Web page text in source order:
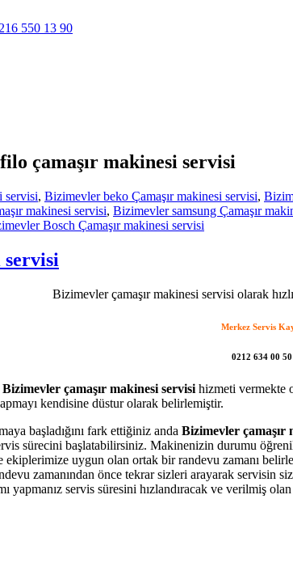
550 13 90
çamaşır makinesi servisi
servisi, Bizimevler beko Çamaşır makinesi servisi,
makinesi servisi, Bizimevler samsung Çamaşır
Bosch Çamaşır makinesi servisi
servisi
Bizimevler çamaşır makinesi servisi olarak
Merkez Servis
0212 634 00 50
Bizimevler çamaşır makinesi servisi hizmeti vermekte
kendisine düstur olarak belirlemiştir.
başladığını fark ettiğiniz anda Bizimevler çamaşır
sürecini başlatabilirsiniz. Makinenizin durumu
ekiplerimize uygun olan ortak bir randevu zamanı
zamanından önce tekrar sizleri arayarak servisin
yapmanız servis süresini hızlandıracak ve verilmiş